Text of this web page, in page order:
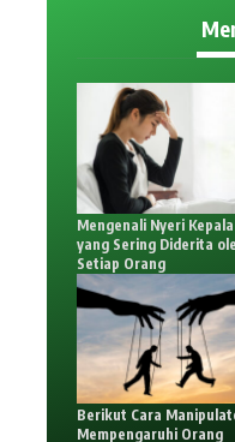
Mengenali Nyeri Kepala
yang Sering Diderita
Setiap Orang
Berikut Cara
Mempengaruhi Orang